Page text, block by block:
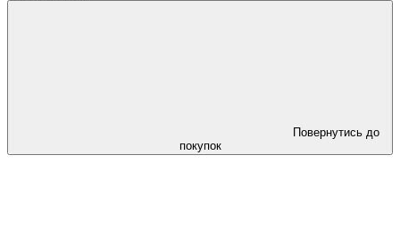
Повернутись до
покупок